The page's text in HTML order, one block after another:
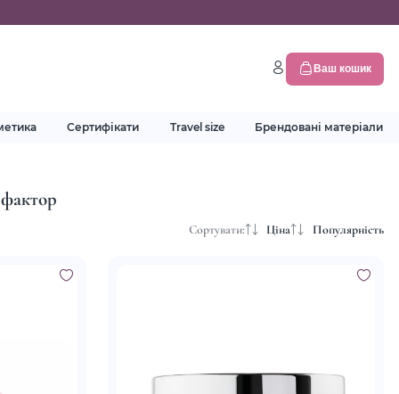
Ваш кошик
Сертифікати Travel size Брендовані матеріали
Сортувати: Ціна Популярність